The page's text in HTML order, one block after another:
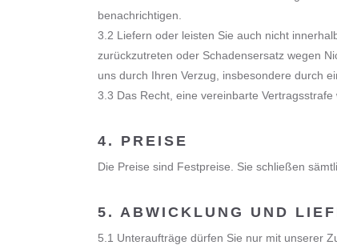
benachrichtigen.
3.2 Liefern oder leisten Sie auch nicht
zurückzutreten oder Schadensersatz wegen
uns durch Ihren Verzug, insbesondere durch
3.3 Das Recht, eine vereinbarte
4. PREISE
Die Preise sind Festpreise. Sie schließen
5. ABWICKLUNG UND
5.1 Unteraufträge dürfen Sie nur mit unserer